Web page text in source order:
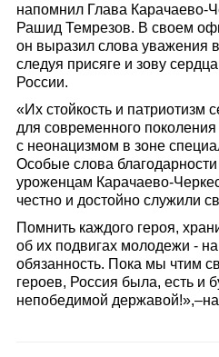
напомнил Глава Карачаево-
Рашид Темрезов. В своем
он выразил слова уважения
следуя присяге и зову
России.
«Их стойкость и патриотизм
для современного
с неонацизмом в зоне
Особые слова
уроженцам Карачаево-
честно и достойно служили
Помнить каждого героя,
об их подвигах молодежи -
обязанность. Пока мы чтим
героев, Россия была, есть и
непобедимой